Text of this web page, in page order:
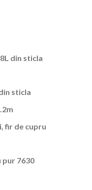
din sticla
sticla
fir de cupru
7630